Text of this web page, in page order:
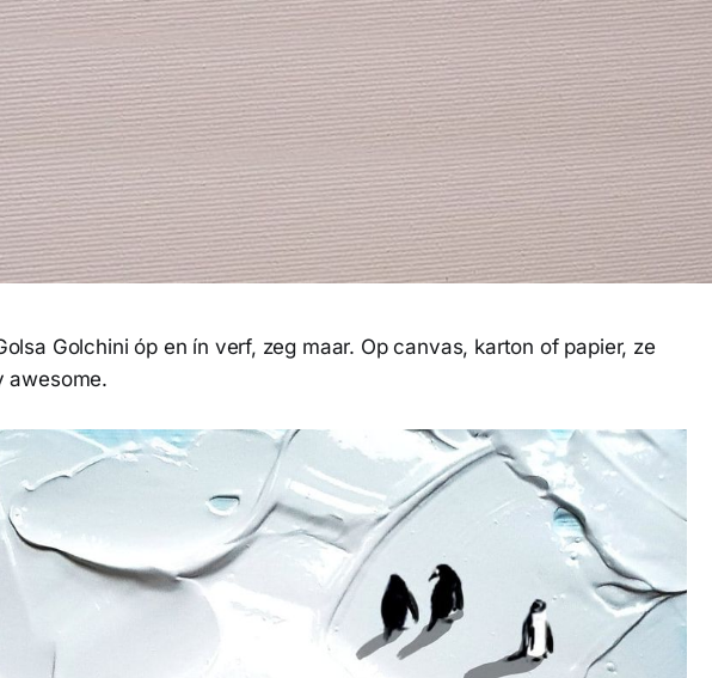
Golchini óp en ín verf, zeg maar. Op canvas, karton of papier, ze
awesome.